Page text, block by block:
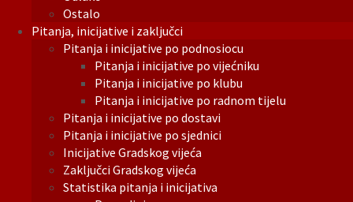
Ostalo
Pitanja, inicijative i zaključci
Pitanja i inicijative po podnosiocu
Pitanja i inicijative po vijećniku
Pitanja i inicijative po klubu
Pitanja i inicijative po radnom tijelu
Pitanja i inicijative po dostavi
Pitanja i inicijative po sjednici
Inicijative Gradskog vijeća
Zaključci Gradskog vijeća
Statistika pitanja i inicijativa